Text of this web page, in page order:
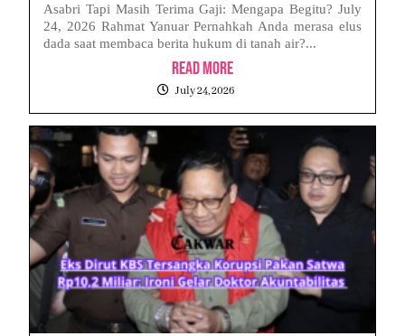
Asabri Tapi Masih Terima Gaji: Mengapa Begitu? July
24, 2026 Rahmat Yanuar Pernahkah Anda merasa elus
dada saat membaca berita hukum di tanah air?...
Read More
July 24, 2026